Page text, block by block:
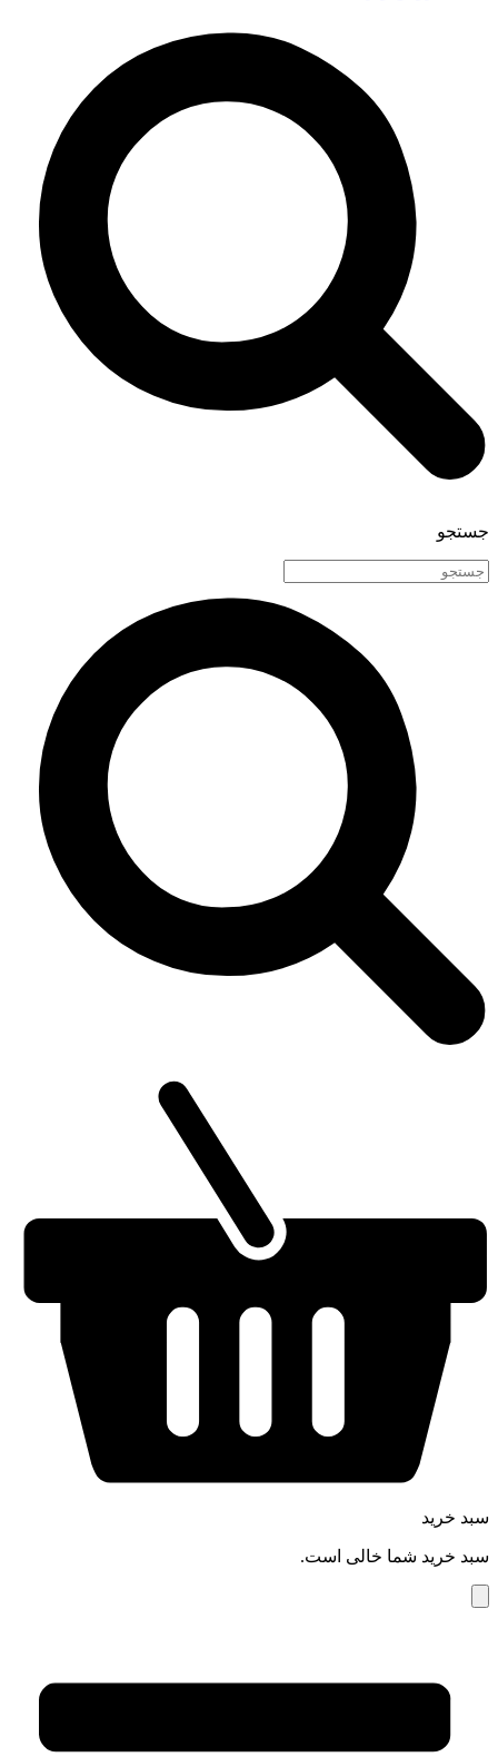
جستجو
سبد خرید
سبد خرید شما خالی است.